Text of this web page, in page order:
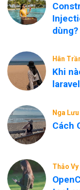
dùng?
Hân
Khi
Nga Lưu
Cách
Thảo Vy